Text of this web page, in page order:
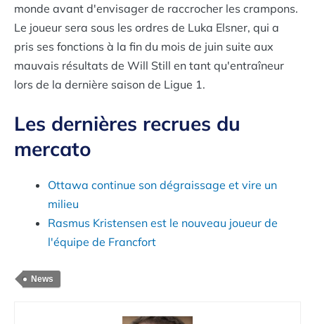
monde avant d'envisager de raccrocher les crampons.
Le joueur sera sous les ordres de Luka Elsner, qui a
pris ses fonctions à la fin du mois de juin suite aux
mauvais résultats de Will Still en tant qu'entraîneur
lors de la dernière saison de Ligue 1.
Les dernières recrues du
mercato
Ottawa continue son dégraissage et vire un
milieu
Rasmus Kristensen est le nouveau joueur de
l'équipe de Francfort
News